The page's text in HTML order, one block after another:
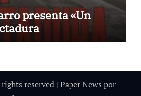
presenta «Un
reserved | Paper News por